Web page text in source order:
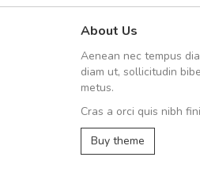
About Us
Aenean nec tempus
diam ut, sollicitudin
metus.
Cras a orci quis nibh
Buy theme